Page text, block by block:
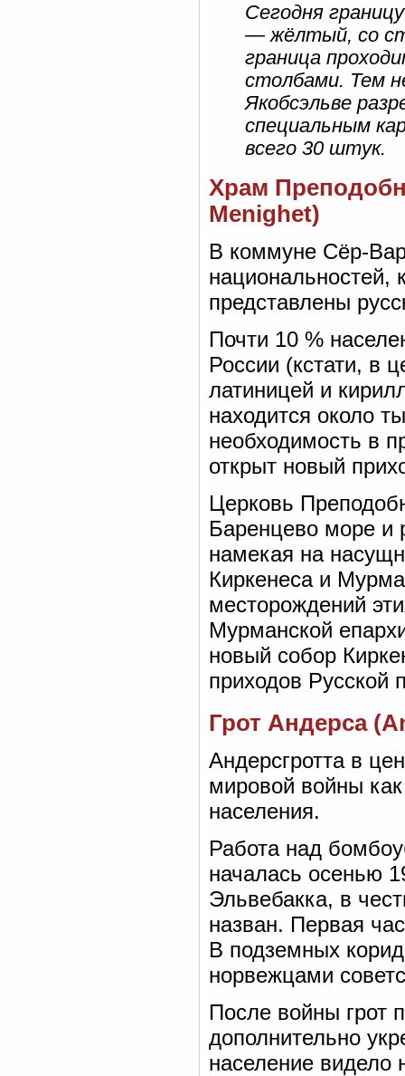
Сегодня
— жёлтый, со
граница
столбами. Тем
Якобсэльве
специальным
всего 30 штук.
Храм
Menighet)
В коммуне Сёр-
представлены
Почти 10 %
России (кстати, в
латиницей и
находится около
необходимость в
открыт новый
Церковь
Баренцево море и
намекая на
Киркенеса и
месторождений
Мурманской
новый собор
приходов Русской
Грот Андерса
Андерсгротта в
мировой войны
населения.
Работа над
началась осенью
Эльвебакка, в
назван. Первая
В подземных
норвежцами
После войны грот
дополнительно
население видело